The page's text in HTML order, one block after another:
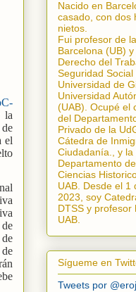
la
el
Nacido en
casado, con dos
nietos.
Fui profesor de
Barcelona (UB)
Derecho del
Seguridad Social
Universidad de
Universidad
(UAB). Ocupé el
del
Privado de la
Cátedra de
Ciudadanía.
, y
Departamento
Ciencias
UAB. Desde el 1
2023, soy
DTSS y profesor
UAB.
Sígueme en
Tweets por